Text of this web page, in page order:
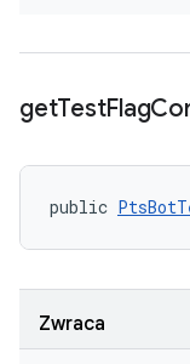
getTestFlag
public
Zwraca